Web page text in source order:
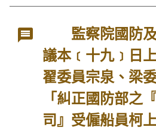
監察院國防及
議本﹝十九﹞日
翟委員宗泉、梁
「糾正國防部之
司』受僱船員柯